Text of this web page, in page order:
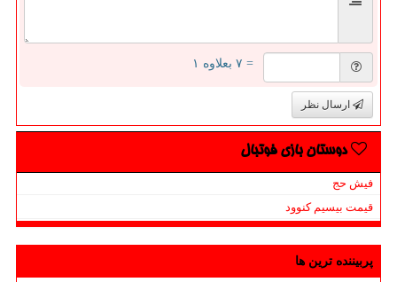
= ۷ بعلاوه ۱
ارسال نظر
دوستان بازی فوتبال
فیش حج
قیمت بیسیم کنوود
پربیننده ترین ها